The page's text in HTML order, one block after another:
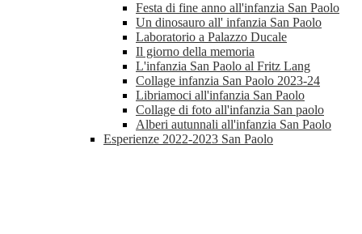
Festa di fine anno all'infanzia San Paolo
Un dinosauro all' infanzia San Paolo
Laboratorio a Palazzo Ducale
Il giorno della memoria
L'infanzia San Paolo al Fritz Lang
Collage infanzia San Paolo 2023-24
Libriamoci all'infanzia San Paolo
Collage di foto all'infanzia San paolo
Alberi autunnali all'infanzia San Paolo
Esperienze 2022-2023 San Paolo